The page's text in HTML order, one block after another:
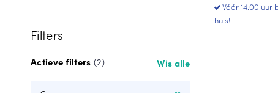
Vóór 14.00 uur
huis!
Filters
Actieve filters (2) Wis alle